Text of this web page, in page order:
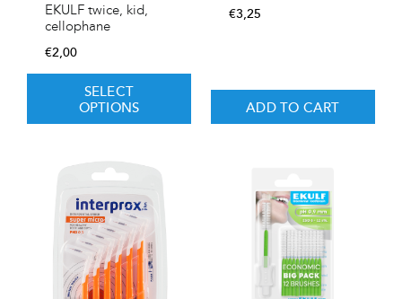
EKULF twice, kid,
cellophane
€2,00
SELECT
OPTIONS
€3,25
ADD TO CART